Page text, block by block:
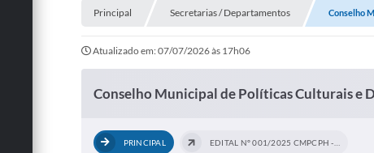
Principal Secretarias / Departamentos Conselho
Atualizado em: 07/07/2026 às 17h06
Conselho Municipal de Políticas Culturais e
PRINCIPAL